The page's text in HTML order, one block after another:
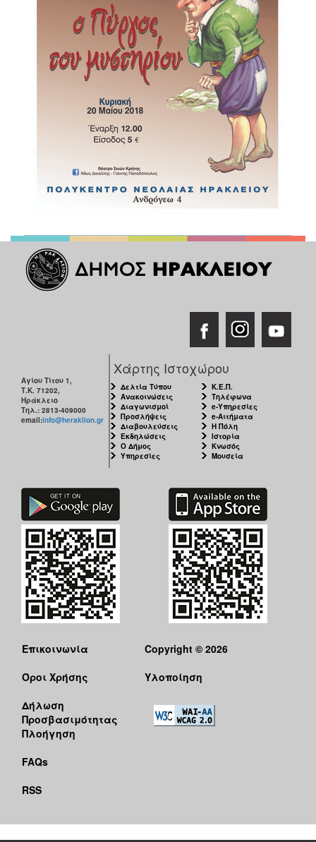
Αγίου Τίτου 1,
Τ.Κ. 71202,
Ηράκλειο
Τηλ.: 2813-409000
email:info@heraklion.gr
Χάρτης Ιστοχώρου
Δελτία Τύπου
Ανακοινώσεις
Διαγωνισμοί
Προσλήψεις
Διαβουλεύσεις
Εκδηλώσεις
Ο Δήμος
Υπηρεσίες
Κ.Ε.Π.
Τηλέφωνα
e-Υπηρεσίες
e-Αιτήματα
Η Πόλη
Ιστορία
Κνωσός
Μουσεία
Επικοινωνία
Όροι Χρήσης
Δήλωση
Προσβασιμότητας
Πλοήγηση
FAQs
RSS
Copyright © 2026
Υλοποίηση